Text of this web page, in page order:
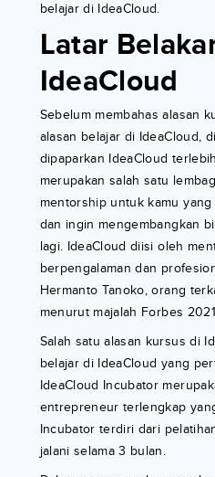
belajar di IdeaCloud.
Latar
IdeaCloud
Sebelum membahas alasan
alasan belajar di IdeaCloud,
dipaparkan IdeaCloud
merupakan salah satu
mentorship untuk kamu
dan ingin mengembangkan
lagi. IdeaCloud diisi oleh
berpengalaman dan
Hermanto Tanoko, orang
menurut majalah Forbes
Salah satu alasan kursus di
belajar di IdeaCloud yang
IdeaCloud Incubator
entrepreneur terlengkap
Incubator terdiri dari
jalani selama 3 bulan.